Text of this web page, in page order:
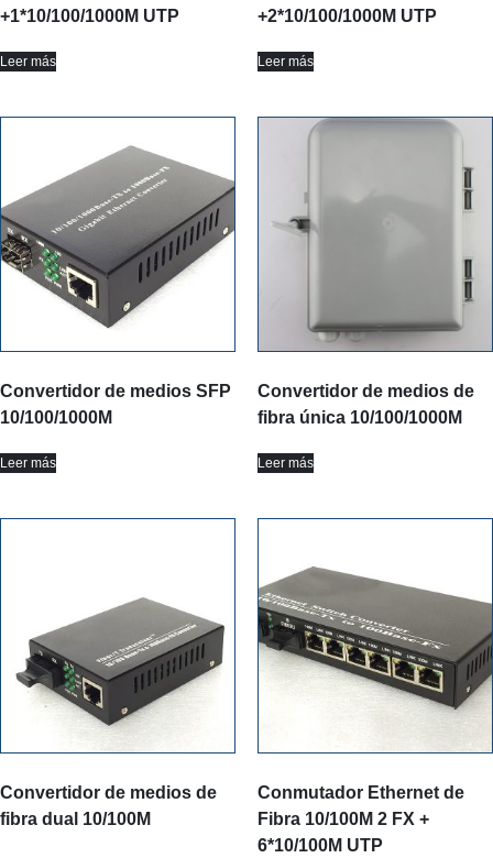
+1*10/100/1000M UTP
Leer más
+2*10/100/1000M UTP
Leer más
Convertidor de medios SFP
10/100/1000M
Leer más
Convertidor de medios de
fibra única 10/100/1000M
Leer más
Convertidor de medios de
fibra dual 10/100M
Conmutador Ethernet de
Fibra 10/100M 2 FX +
6*10/100M UTP